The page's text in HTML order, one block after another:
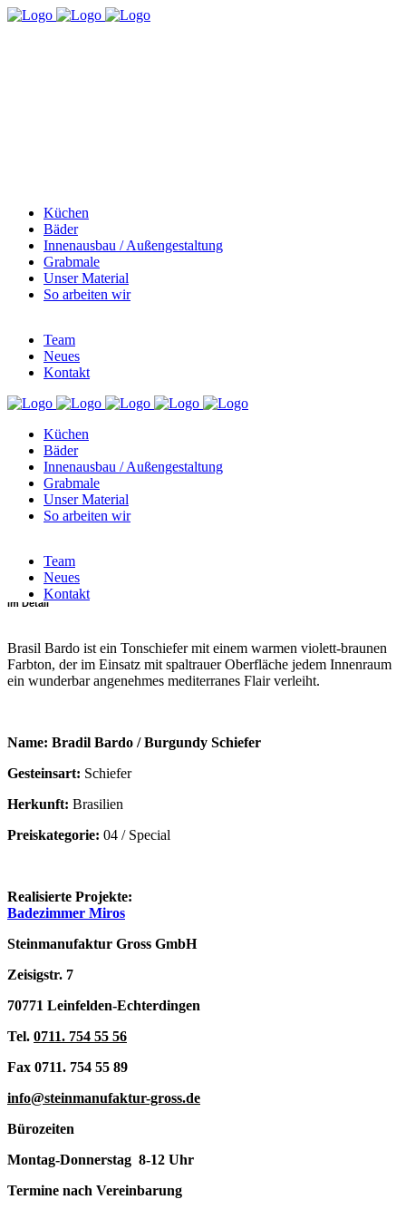
Küchen
Bäder
Innenausbau / Außengestaltung
Grabmale
Unser Material
So arbeiten wir
Team
Neues
Kontakt
Küchen
Bäder
Innenausbau / Außengestaltung
Grabmale
Unser Material
So arbeiten wir
Team
Neues
Kontakt
Kategorie
für Küchenprojekte, für Innenbereich
Schiefer
im Detail
Brasil Bardo ist ein Tonschiefer mit einem warmen violett-braunen
Farbton, der im Einsatz mit spaltrauer Oberfläche jedem Innenraum
ein wunderbar angenehmes mediterranes Flair verleiht.
Name: Bradil Bardo / Burgundy Schiefer
Gesteinsart: Schiefer
Herkunft: Brasilien
Preiskategorie: 04 / Special
Realisierte Projekte:
Badezimmer Miros
Steinmanufaktur Gross GmbH
Zeisigstr. 7
70771 Leinfelden-Echterdingen
Tel. 0711. 754 55 56
Fax 0711. 754 55 89
info@steinmanufaktur-gross.de
Bürozeiten
Montag-Donnerstag 8-12 Uhr
Termine nach Vereinbarung